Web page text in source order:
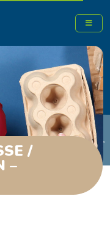
/
–